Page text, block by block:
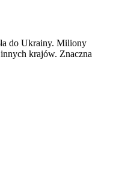
do Ukrainy. Miliony
krajów. Znaczna